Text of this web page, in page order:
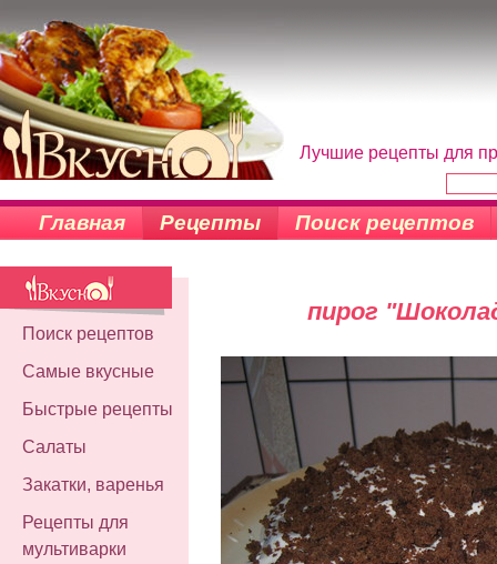
Лучшие рецепты для
Главная Рецепты Поиск рецептов
Поиск рецептов
Самые вкусные
Быстрые рецепты
Салаты
Закатки, варенья
Рецепты для
мультиварки
пирог